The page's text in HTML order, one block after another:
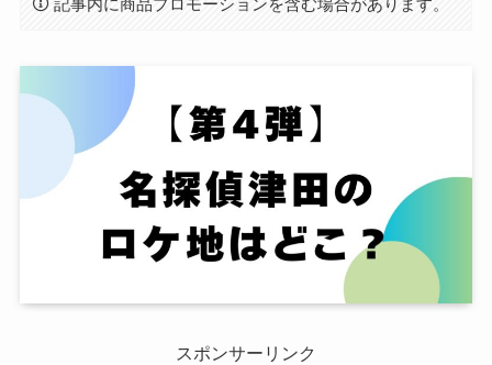
スポンサーリンク